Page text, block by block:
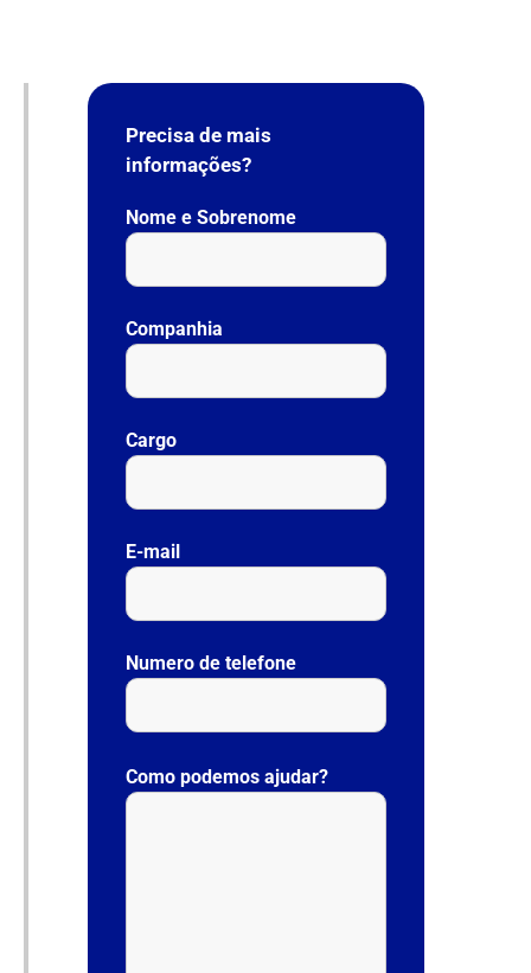
Precisa de mais
informações?
Nome e Sobrenome
Companhia
Cargo
E-mail
Numero de telefone
l
e
Como podemos ajudar?